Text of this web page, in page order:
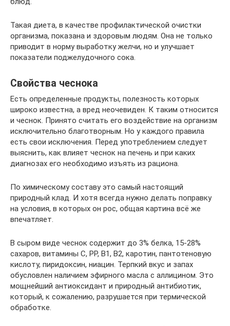
Такая диета, в качестве профилактической очистки
организма, показана и здоровым людям. Она не только
приводит в норму выработку желчи, но и улучшает
показатели поджелудочного сока.
Свойства чеснока
Есть определенные продукты, полезность которых
широко известна, а вред неочевиден. К таким относится
и чеснок. Принято считать его воздействие на организм
исключительно благотворным. Но у каждого правила
есть свои исключения. Перед употреблением следует
выяснить, как влияет чеснок на печень и при каких
диагнозах его необходимо изъять из рациона.
По химическому составу это самый настоящий
природный клад. И хотя всегда нужно делать поправку
на условия, в которых он рос, общая картина всё же
впечатляет.
В сыром виде чеснок содержит до 3% белка, 15-28%
сахаров, витамины С, РР, В1, В2, каротин, пантотеновую
кислоту, пиридоксин, ниацин. Терпкий вкус и запах
обусловлен наличием эфирного масла с аллицином. Это
мощнейший антиоксидант и природный антибиотик,
который, к сожалению, разрушается при термической
обработке.